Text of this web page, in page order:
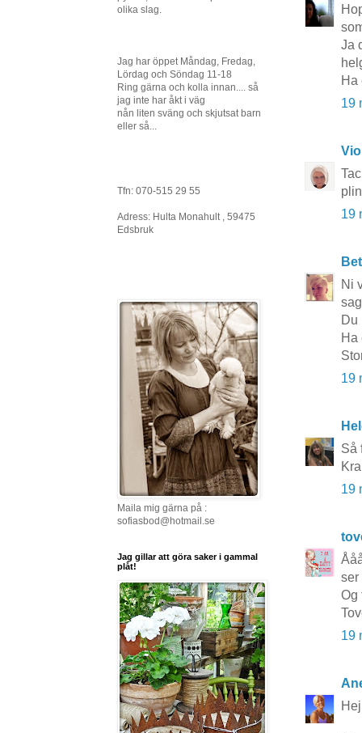
Ja
Ha
19
19
Ni
Du
Ha
19
Så
19
ser
Og
19
olika slag.
Jag har öppet Måndag, Fredag,
Lördag och Söndag 11-18
Ring gärna och kolla innan.... så
jag inte har åkt i väg
nån liten sväng och skjutsat barn
eller så...
Tfn: 070-515 29 55
Adress: Hulta Monahult , 59475
Edsbruk
Maila mig gärna på :
sofiasbod@hotmail.se
Jag gillar att göra saker i gammal
plåt!